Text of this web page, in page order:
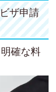
ザ申請
確な料